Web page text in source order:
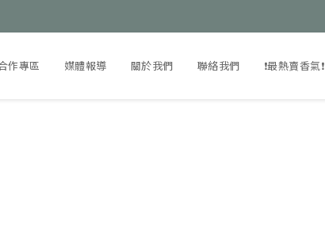
作專區 媒體報導 關於我們 聯絡我們 ❗️最熱賣香氣❗️